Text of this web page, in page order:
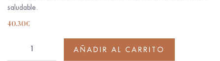
saludable.
40.30€
AÑADIR AL CARRITO